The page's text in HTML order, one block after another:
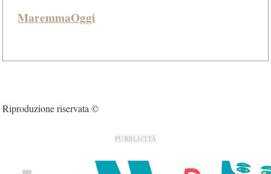
MaremmaOggi
Riproduzione riservata ©
PUBBLICITÀ